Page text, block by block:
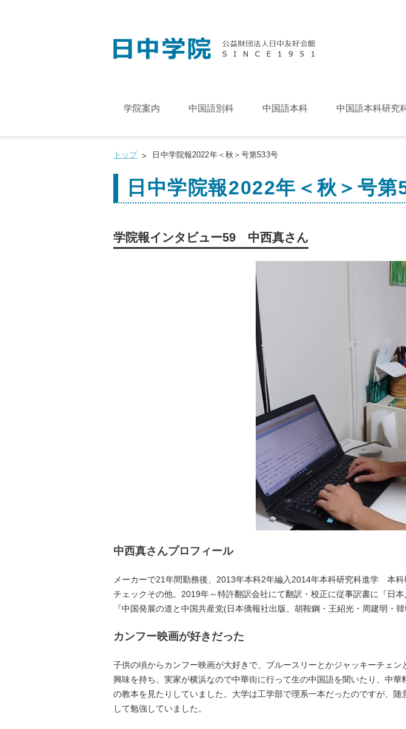
学院案内 中国語別科 中国語本科 中国語本科研究
トップ 日中学院報2022年＜秋＞号第533号
日中学院報2022年＜秋＞号第
学院報インタビュー59 中西真さん
中西真さんプロフィール
メーカーで21年間勤務後、2013年本科2年編入2014年本科研究科進学 本
チェックその他。2019年～特許翻訳会社にて翻訳・校正に従事訳書に『日
『中国発展の道と中国共産党(日本僑報社出版、胡鞍鋼・王紹光・周建明・韓
カンフー映画が好きだった
子供の頃からカンフー映画が大好きで、ブルースリーとかジャッキーチェ
興味を持ち、実家が横浜なので中華街に行って生の中国語を聞いたり、中
の教本を見たりしていました。大学は工学部で理系一本だったのですが、
して勉強していました。